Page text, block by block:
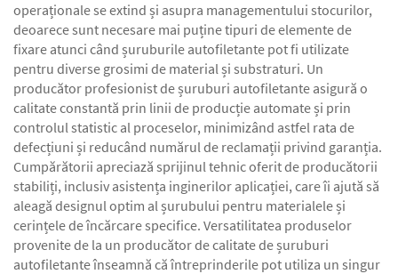
operaționale se extind și asupra managementului stocurilor,
deoarece sunt necesare mai puține tipuri de elemente de
fixare atunci când șuruburile autofiletante pot fi utilizate
pentru diverse grosimi de material și substraturi. Un
producător profesionist de șuruburi autofiletante asigură o
calitate constantă prin linii de producție automate și prin
controlul statistic al proceselor, minimizând astfel rata de
defecțiuni și reducând numărul de reclamații privind garanția.
Cumpărătorii apreciază sprijinul tehnic oferit de producătorii
stabiliți, inclusiv asistența inginerilor aplicației, care îi ajută să
aleagă designul optim al șurubului pentru materialele și
cerințele de încărcare specifice. Versatilitatea produselor
provenite de la un producător de calitate de șuruburi
autofiletante înseamnă că întreprinderile pot utiliza un singur